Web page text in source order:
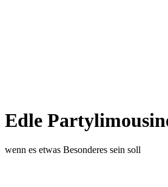
Edle
wenn es etwas Besonderes sein soll